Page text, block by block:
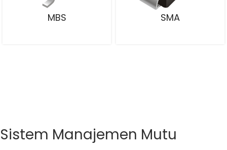
MBS SMA
Sistem Manajemen Mutu